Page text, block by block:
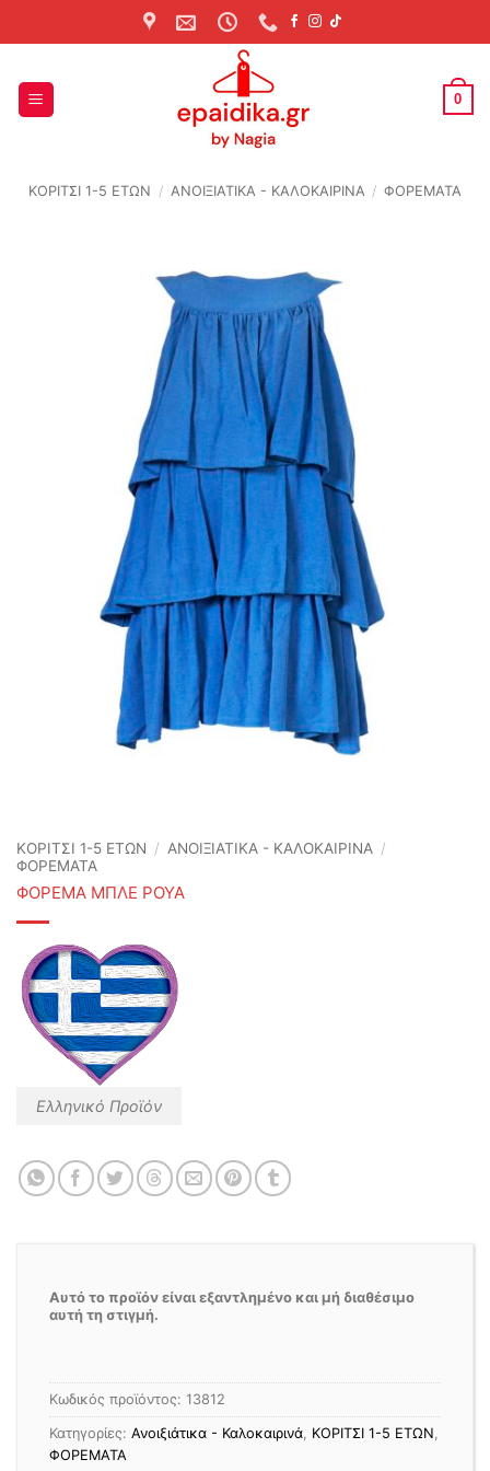
to
0
ΚΟΡΙΤΣΙ 1-5 ΕΤΩΝ / ΑΝΟΙΞΙΆΤΙΚΑ - ΚΑΛΟΚΑΙΡΙΝΆ / ΦΟΡΕΜΑΤΑ
ΚΟΡΙΤΣΙ 1-5 ΕΤΩΝ / ΑΝΟΙΞΙΆΤΙΚΑ - ΚΑΛΟΚΑΙΡΙΝΆ /
ΦΟΡΕΜΑΤΑ
ΦΟΡΕΜΑ ΜΠΛΕ ΡΟΥΑ
Ελληνικό Προϊόν
Αυτό το προϊόν είναι εξαντλημένο και μή διαθέσιμο
αυτή τη στιγμή.
Κωδικός προϊόντος: 13812
Κατηγορίες: Ανοιξιάτικα - Καλοκαιρινά, ΚΟΡΙΤΣΙ 1-5 ΕΤΩΝ,
ΦΟΡΕΜΑΤΑ